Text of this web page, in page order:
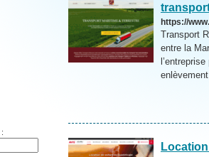
https://
Transport
entre la